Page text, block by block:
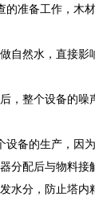
准备工作，
自然水，直接
，整个设备的
备的生产，
分配后与物料
水分，防止塔内